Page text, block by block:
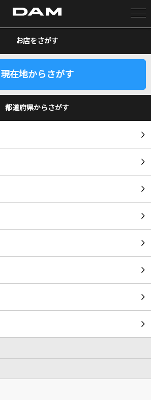
カラオケ検索
カラオケ店舗検索
全国りれき
イムで歌われている曲の一覧
ンチャー!
お店をさがす
現在地からさがす
都道府県からさがす